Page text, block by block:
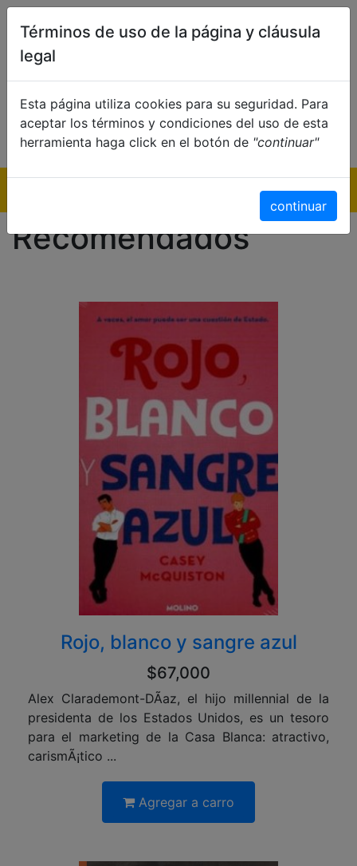
Recomendados
Rojo, blanco y sangre azul
$67,000
Alex Clarademont-DÃ­az, el hijo millennial de la
presidenta de los Estados Unidos, es un tesoro
para el marketing de la Casa Blanca: atractivo,
carismÃ¡tico ...
Agregar a carro
Términos de uso de la página y cláusula
legal
Esta página utiliza cookies para su seguridad. Para
aceptar los términos y condiciones del uso de esta
herramienta haga click en el botón de "continuar"
continuar